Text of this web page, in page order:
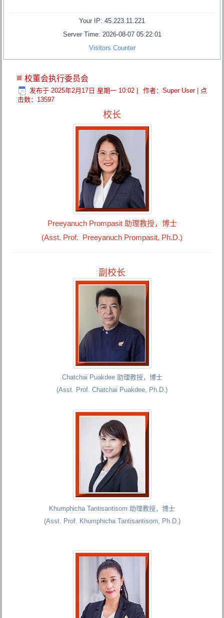
Your IP: 45.223.11.221
Server Time: 2026-08-07 05:22:01
Visitors Counter
校董会执行委员会
发布于 2025年2月17日 星期一 10:02 作者：Super User| 点
击数：13597
校长
Preeyanuch Prompasit 助理教授，博士
(Asst. Prof. Preeyanuch Prompasit, Ph.D.)
副校长
Chatchai Puakdee 助理教授，博士
(Asst. Prof. Chatchai Puakdee, Ph.D.)
Khumphicha Tantisantisom 助理教授，博士
(Asst. Prof. Khumphicha Tantisantisom, Ph.D.)